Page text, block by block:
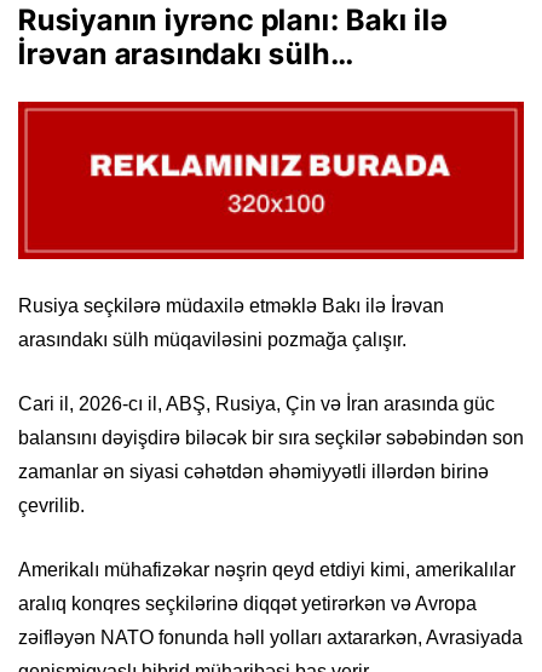
Rusiyanın iyrənc planı: Bakı ilə
İrəvan arasındakı sülh…
Rusiya seçkilərə müdaxilə etməklə Bakı ilə İrəvan
arasındakı sülh müqaviləsini pozmağa çalışır.
Cari il, 2026-cı il, ABŞ, Rusiya, Çin və İran arasında güc
balansını dəyişdirə biləcək bir sıra seçkilər səbəbindən son
zamanlar ən siyasi cəhətdən əhəmiyyətli illərdən birinə
çevrilib.
Amerikalı mühafizəkar nəşrin qeyd etdiyi kimi, amerikalılar
aralıq konqres seçkilərinə diqqət yetirərkən və Avropa
zəifləyən NATO fonunda həll yolları axtararkən, Avrasiyada